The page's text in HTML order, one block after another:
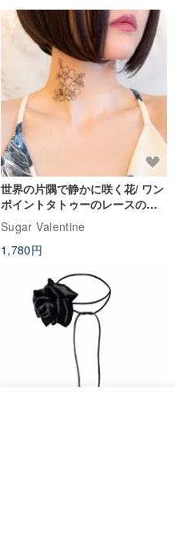
世界の片隅で静かに咲く花/ ワン
ポイントタトゥーのレースのチ
ョーカー SV649
Sugar Valentine
1,780円